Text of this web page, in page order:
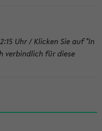
Uhr / Klicken Sie auf "In
verbindlich für diese